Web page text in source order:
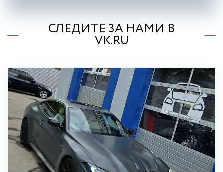
СЛЕДИТЕ ЗА НАМИ В
VK.RU